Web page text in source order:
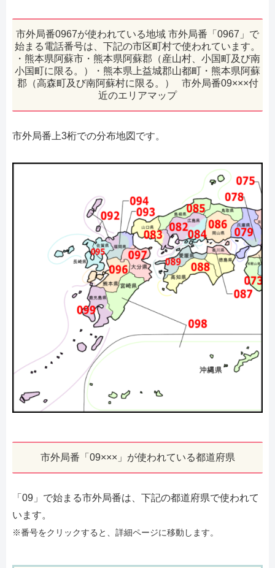
市外局番0967が使われている地域 市外局番「0967」で
始まる電話番号は、下記の市区町村で使われています。
・熊本県阿蘇市・熊本県阿蘇郡（産山村、小国町及び南
小国町に限る。）・熊本県上益城郡山都町・熊本県阿蘇
郡（高森町及び南阿蘇村に限る。） 市外局番09×××付
近のエリアマップ
市外局番上3桁での分布地図です。
市外局番「09×××」が使われている都道府県
「09」で始まる市外局番は、下記の都道府県で使われて
います。
※番号をクリックすると、詳細ページに移動します。